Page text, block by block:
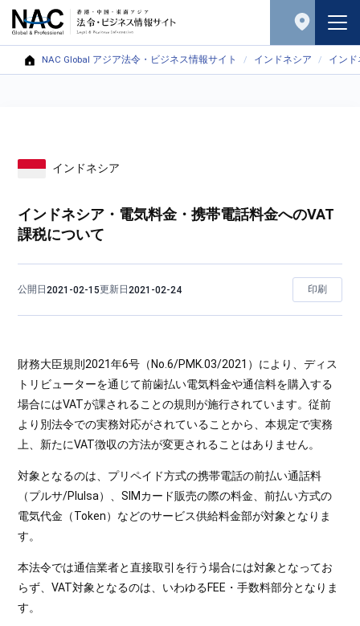
NAC Global アジア法令・ビジネス情報サイト インドネシア イン
インドネシア
インドネシア・電気料金・携帯電話料金へのVAT
課税について
公開日2021-02-15更新日2021-02-24 印刷
財務大臣規則2021年6号（No.6/PMK.03/2021）により、ディス
トリビューターを通じて前歯払い電気料金や通信料を購入する
場合にはVATが課されることの規則が施行されています。従前
より別法令での実務対応がされていることから、本規定で実務
上、新たにVAT徴収の方法が変更されることはありません。
対象となるのは、プリペイド方式の携帯電話の前払い通話料
（プルサ/Plulsa）、SIMカード販売の際の料金、前払い方式の
電気代金（Token）などのサービス供給料金部が対象となりま
す。
本法令では通信業者と直接取引を行う場合には対象となってお
らず、VAT対象となるのは、いわゆるFEE・手数料部分となりま
す。